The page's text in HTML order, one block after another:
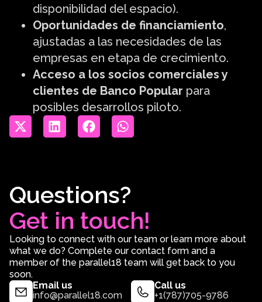
disponibilidad del espacio).
Oportunidades de financiamiento,
ajustadas a las necesidades de las
empresas en etapa de crecimiento.
Acceso a los socios comerciales y
clientes de Banco Popular para
posibles desarrollos piloto.
Questions?
Get in touch!
Looking to connect with our team or learn more about
what we do? Complete our contact form and a
member of the parallel18 team will get back to you
soon.
Email us
info@parallel18.com
Call us
+1(787)705-9786